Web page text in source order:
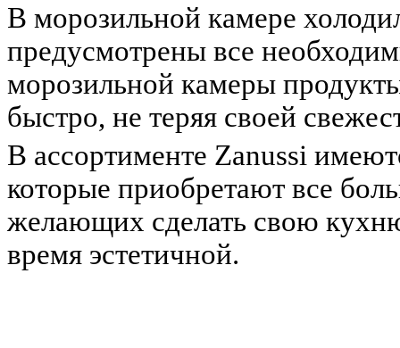
В морозильной камере
предусмотрены все
морозильной камеры
быстро, не теряя своей
В ассортименте Zanussi
которые приобретают все
желающих сделать свою
время эстетичной.